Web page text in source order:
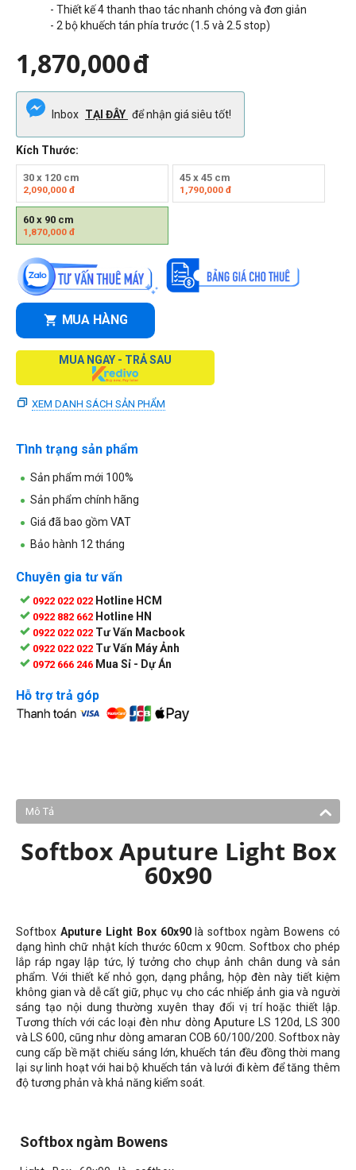
- Thiết kế 4 thanh thao tác nhanh chóng và đơn giản
- 2 bộ khuếch tán phía trước (1.5 và 2.5 stop)
1,870,000đ
Inbox TẠI ĐÂY để nhận giá siêu tốt!
Kích Thước:
30 x 120 cm
2,090,000 đ
45 x 45 cm
1,790,000đ
60 x 90 cm
1,870,000 đ
MUA HÀNG
MUA NGAY - TRẢ SAU
XEM DANH SÁCH SẢN PHẨM
Tình trạng sản phẩm
Sản phẩm mới 100%
Sản phẩm chính hãng
Giá đã bao gồm VAT
Bảo hành 12 tháng
Chuyên gia tư vấn
0922 022 022 Hotline HCM
0922 882 662 Hotline HN
0922 022 022 Tư Vấn Macbook
0922 022 022 Tư Vấn Máy Ảnh
0972 666 246 Mua Sỉ - Dự Án
Hỗ trợ trả góp
Mô Tả
Softbox Aputure Light Box
60x90
Softbox Aputure Light Box 60x90là softbox ngàm Bowens có
dạng hình chữ nhật kích thước 60cm x 90cm. Softbox cho phép
lắp ráp ngay lập tức, lý tưởng cho chụp ảnh chân dung và sản
phẩm. Với thiết kế nhỏ gọn, dạng phẳng, hộp đèn này tiết kiệm
không gian và dễ cất giữ, phục vụ cho các nhiếp ảnh gia và người
sáng tạo nội dung thường xuyên thay đổi vị trí hoặc thiết lập.
Tương thích với các loại đèn như dòng Aputure LS 120d, LS 300
và LS 600, cũng như dòng amaran COB 60/100/200. Softbox này
cung cấp bề mặt chiếu sáng lớn, khuếch tán đều đồng thời mang
lại sự linh hoạt với hai bộ khuếch tán và lưới đi kèm để tăng thêm
độ tương phản và khả năng kiểm soát.
Softbox ngàm Bowens